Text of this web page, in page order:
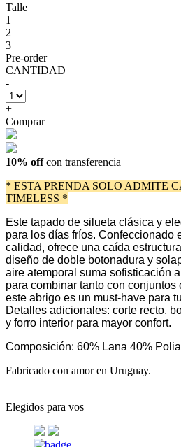
Talle
1
2
3
Pre-order
CANTIDAD
-
+
Comprar
10% offcon transferencia
* ESTA PRENDA SOLO ADMITE
TIMELESS *
Este tapado de silueta clásica y
para los días fríos. Confeccionado
calidad, ofrece una caída
diseño de doble botonadura y
aire atemporal suma sofisticación
para combinar tanto con conjuntos
este abrigo es un must-have para
Detalles adicionales: corte recto,
y forro interior para mayor confort.
Composición: 60% Lana 40%
Fabricado con amor en Uruguay.
Elegidos para vos